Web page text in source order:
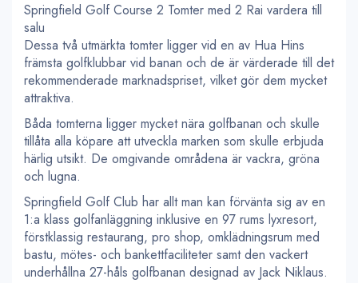
Springfield Golf Course 2 Tomter med 2 Rai vardera till
salu
Dessa två utmärkta tomter ligger vid en av Hua Hins
främsta golfklubbar vid banan och de är värderade till det
rekommenderade marknadspriset, vilket gör dem mycket
attraktiva.
Båda tomterna ligger mycket nära golfbanan och skulle
tillåta alla köpare att utveckla marken som skulle erbjuda
härlig utsikt. De omgivande områdena är vackra, gröna
och lugna.
Springfield Golf Club har allt man kan förvänta sig av en
1:a klass golfanläggning inklusive en 97 rums lyxresort,
förstklassig restaurang, pro shop, omklädningsrum med
bastu, mötes- och bankettfaciliteter samt den vackert
underhållna 27-håls golfbanan designad av Jack Niklaus.